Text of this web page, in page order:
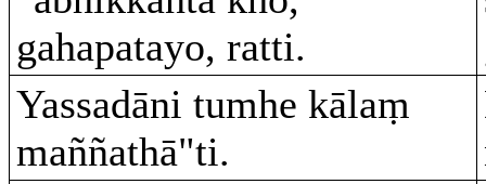
gahapatayo, ratti.
Yassadāni tumhe kālaṃ
maññathā"ti.